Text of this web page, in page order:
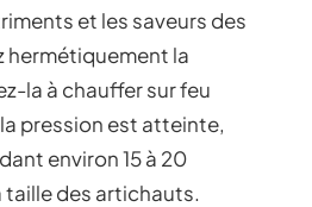
et les saveurs des
hermétiquement la
la à chauffer sur feu
pression est atteinte,
environ 15 à 20
taille des artichauts.